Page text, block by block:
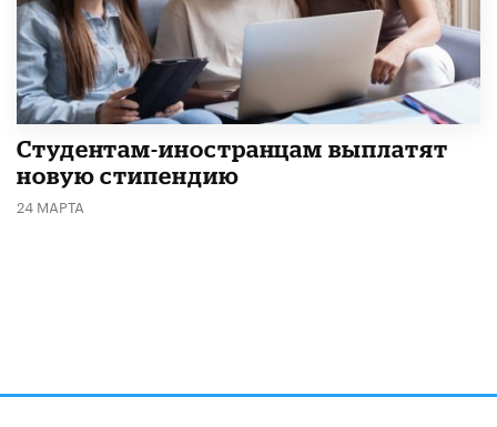
Студентам-иностранцам выплатят
новую стипендию
24 МАРТА